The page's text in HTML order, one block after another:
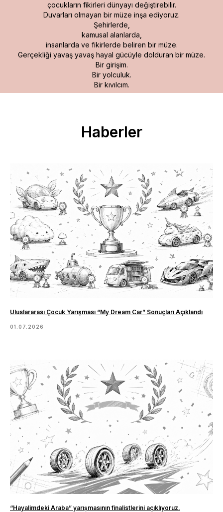
çocukların fikirleri dünyayı değiştirebilir.
Duvarları olmayan bir müze inşa ediyoruz.
Şehirlerde,
kamusal alanlarda,
insanlarda ve fikirlerde beliren bir müze.
Gerçekliği yavaş yavaş hayal gücüyle dolduran bir müze.
Bir girişim.
Bir yolculuk.
Bir kıvılcım.
Haberler
Uluslararası Çocuk Yarışması “My Dream Car” Sonuçları Açıklandı
01.07.2026
“Hayalimdeki Araba” yarışmasının finalistlerini açıklıyoruz.